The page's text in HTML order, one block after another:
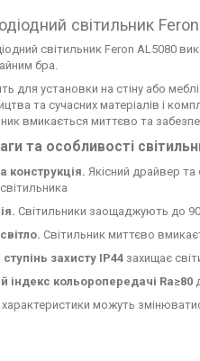
світильник
світильник Feron AL5080
бра.
для установки на стіну або
та сучасних матеріалів і
вмикається миттєво та
та особливості
конструкція. Якісний драйвер та
Світильники заощаджують до
Світильник миттєво
захисту IP44 захищає
індекс кольоропередачі Ra≥80
характеристики можуть